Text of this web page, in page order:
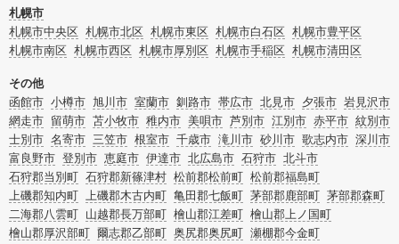
また故人のご遺族だけでなく不動産管理会社様やオーナー様(賃貸家主様)、行政
のご担当者様でも相談できます。
札幌市
札幌市中央区 札幌市北区 札幌市東区 札幌市白石区 札幌市豊平区
札幌市南区 札幌市西区 札幌市厚別区 札幌市手稲区 札幌市清田区
その他
函館市 小樽市 旭川市 室蘭市 釧路市 帯広市 北見市 夕張市 岩見沢市
網走市 留萌市 苫小牧市 稚内市 美唄市 芦別市 江別市 赤平市 紋別市
士別市 名寄市 三笠市 根室市 千歳市 滝川市 砂川市 歌志内市 深川市
富良野市 登別市 恵庭市 伊達市 北広島市 石狩市 北斗市
石狩郡当別町 石狩郡新篠津村 松前郡松前町 松前郡福島町
上磯郡知内町 上磯郡木古内町 亀田郡七飯町 茅部郡鹿部町 茅部郡森町
二海郡八雲町 山越郡長万部町 檜山郡江差町 檜山郡上ノ国町
檜山郡厚沢部町 爾志郡乙部町 奥尻郡奥尻町 瀬棚郡今金町